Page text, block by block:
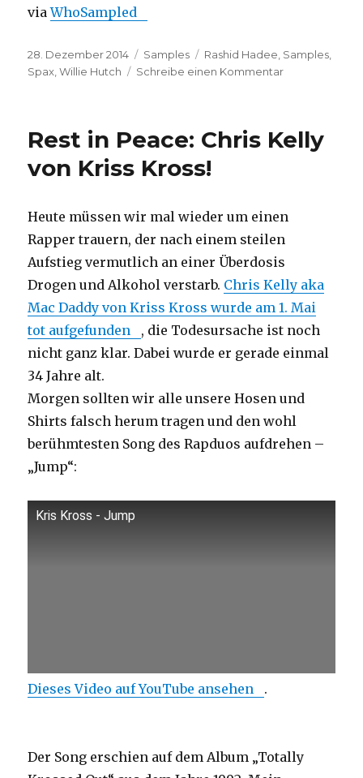
viaWhoSampled
Veröffentlicht
am
28. Dezember 2014 Kategorien
Samples Schlagwörter
Rashid Hadee Samples
Spax ,Willie Hutch Schreibe einen Kommentarzu
Willie
Hutch
Rest in Peace: Chris Kelly
von Kriss Kross!
Heute müssen wir mal wieder um einen
Rapper trauern, der nach einem steilen
Aufstieg vermutlich an einer Überdosis
Drogen und Alkohol verstarb. Chris Kelly aka
Mac Daddy von Kriss Kross wurde am 1. Mai
tot aufgefunden
, die Todesursache ist noch
nicht ganz klar. Dabei wurde er gerade einmal
34 Jahre alt.
Morgen sollten wir alle unsere Hosen und
Shirts falsch herum tragen und den wohl
berühmtesten Song des Rapduos aufdrehen –
„Jump“:
Kris Kross - Jump
Dieses Video auf YouTube ansehen .
Der Song erschien auf dem Album „Totally